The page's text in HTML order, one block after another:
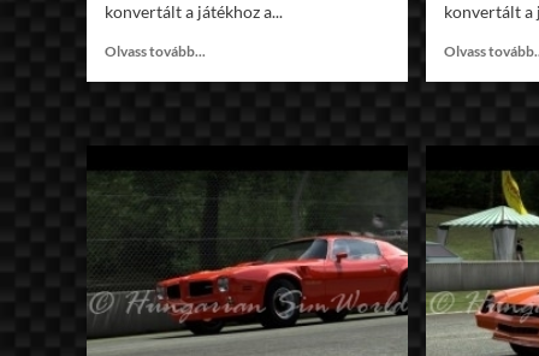
konvertált a játékhoz a...
Olvass tovább...
v2.01
konvertált a
Olvass